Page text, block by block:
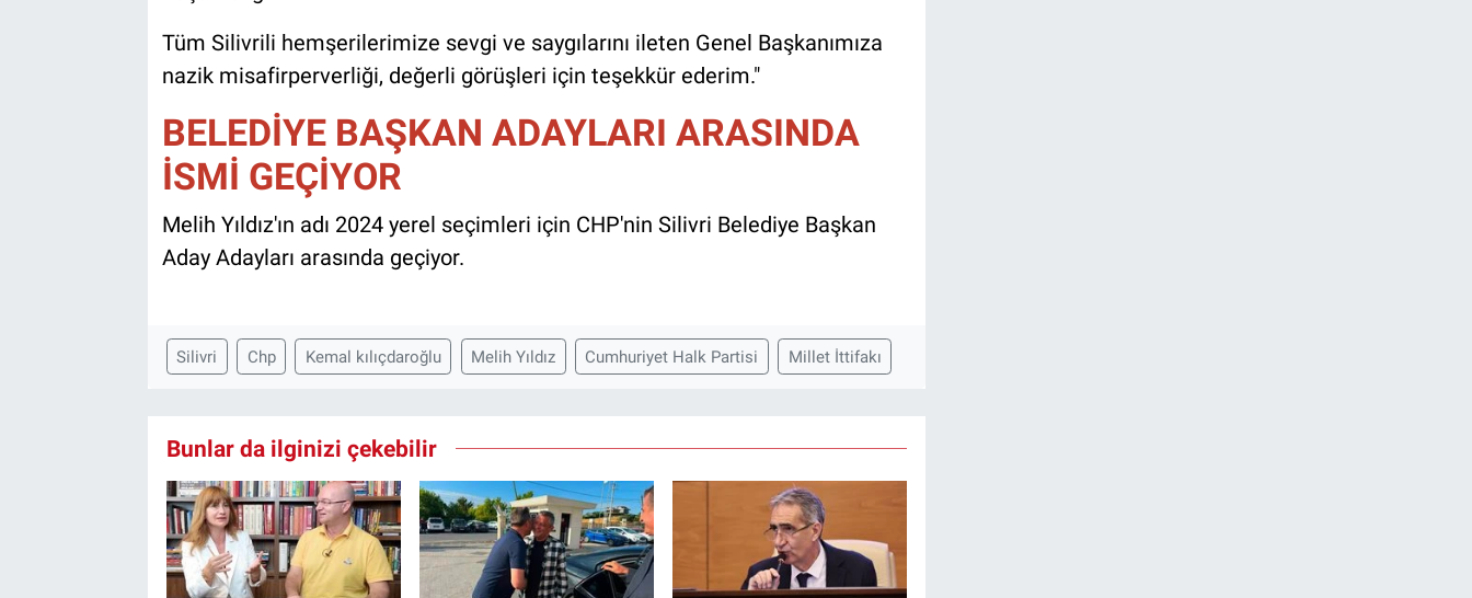
Tüm Silivrili hemşerilerimize sevgi ve saygılarını ileten Genel Başkanımıza
nazik misafirperverliği, değerli görüşleri için teşekkür ederim."
BELEDİYE BAŞKAN ADAYLARI ARASINDA
İSMİ GEÇİYOR
Melih Yıldız'ın adı 2024 yerel seçimleri için CHP'nin Silivri Belediye Başkan
Aday Adayları arasında geçiyor.
Silivri Chp Kemal kılıçdaroğlu Melih Yıldız Cumhuriyet Halk Partisi Millet İttifakı
Bunlar da ilginizi çekebilir